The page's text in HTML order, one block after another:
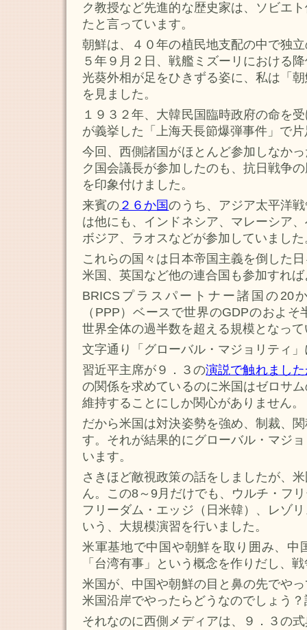
ク教授など先進的な歴史家は、ソビエ
たと言っています。
朝鮮は、４０年の植民地支配の中で独
５年９月２日、戦艦ミズーリにおける
光葵外相が足をひきずる姿に、私は「
を見ました。
１９３２年、大韓民国臨時政府の命を
が義挙した「上海天長節爆弾事件」で
今回、西側諸国がほとんど参加しなか
ク国会議長が参加したのも、抗日戦争
を印象付けました。
来賓の ２６か国のうち、アジア太平洋
は他にも、インドネシア、マレーシア
ボジア、ラオスなどが参加していました
これらの国々は日本帝国主義を倒した
米国、英国など他の連合国も参加すれ
BRICSプラスパートナー諸国の20
（PPP）ベースで世界のGDPのおよ
世界全体の過半数を超える規模となっ
文字通り「グローバル・マジョリティ
習近平主席が９．３の演説で触れまし
の関係を求めているのに米国はゼロサ
維持することにしか関心がありません。
だから米国は対決姿勢を強め、制裁、
す。それが結果的にグローバル・マジ
います。
さきほど敵視政策の話をしましたが、
ん。この8～9月だけでも、ウルチ・フ
フリーダム・エッジ（日米韓）、レゾ
いう、大規模演習を行いました。
米軍基地で中国や朝鮮を取り囲み、中
「台湾有事」という概念を作りだし、
米国が、中国や朝鮮の目と鼻の先でや
米国沿岸でやったらどうなのでしょう
それなのに西側メディアは、９．３の